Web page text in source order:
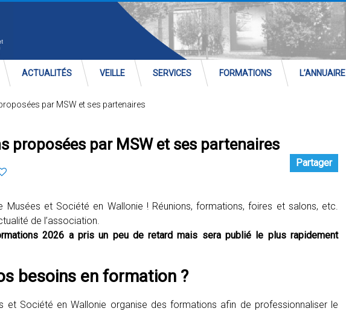
ACTUALITÉS VEILLE SERVICES FORMATIONS L’ANNUAIRE
par MSW et ses partenaires
proposées par MSW et ses partenaires
Partager
Musées et Société en Wallonie ! Réunions, formations, foires et salons, etc.
de l’association.
2026 a pris un peu de retard mais sera publié le plus rapidement
besoins en formation ?
et Société en Wallonie organise des formations afin de professionnaliser le